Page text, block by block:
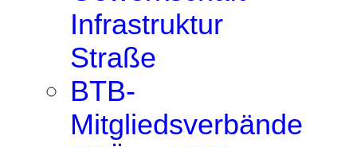
Infrastruktur
Straße
BTB-
Mitgliedsverbände